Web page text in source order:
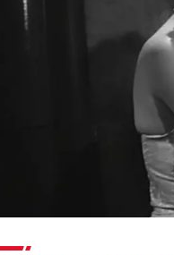
Venom : synopsis,
streaming, avis... Tout
Fast and Furious 9 :
bande-annonce,
Hunger Games, Lever
Moisson : Effie,
personnages bien
Gladiator 2 : pourquoi
risque-t-elle de diviser